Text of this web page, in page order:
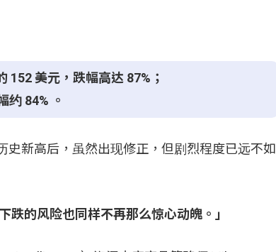
152 美元，跌幅高达 87%；
约 84% 。
史新高后，虽然出现修正，但剧烈程度已远不如
跌的风险也同样不再那么惊心动魄。」